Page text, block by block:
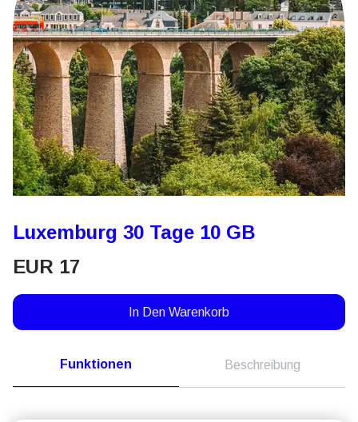
Luxemburg 30 Tage 10 GB
EUR 17
In Den Warenkorb
Funktionen Beschreibung